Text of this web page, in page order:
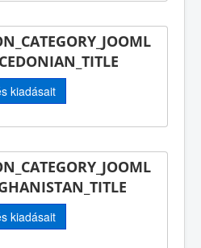
kiadásait
kiadásait